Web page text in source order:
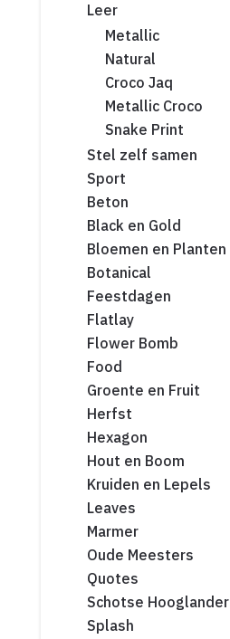
Leer
Metallic
Natural
Croco Jaq
Metallic Croco
Snake Print
Stel zelf samen
Sport
Beton
Black en Gold
Bloemen en Planten
Botanical
Feestdagen
Flatlay
Flower Bomb
Food
Groente en Fruit
Herfst
Hexagon
Hout en Boom
Kruiden en Lepels
Leaves
Marmer
Oude Meesters
Quotes
Schotse Hooglander
Splash